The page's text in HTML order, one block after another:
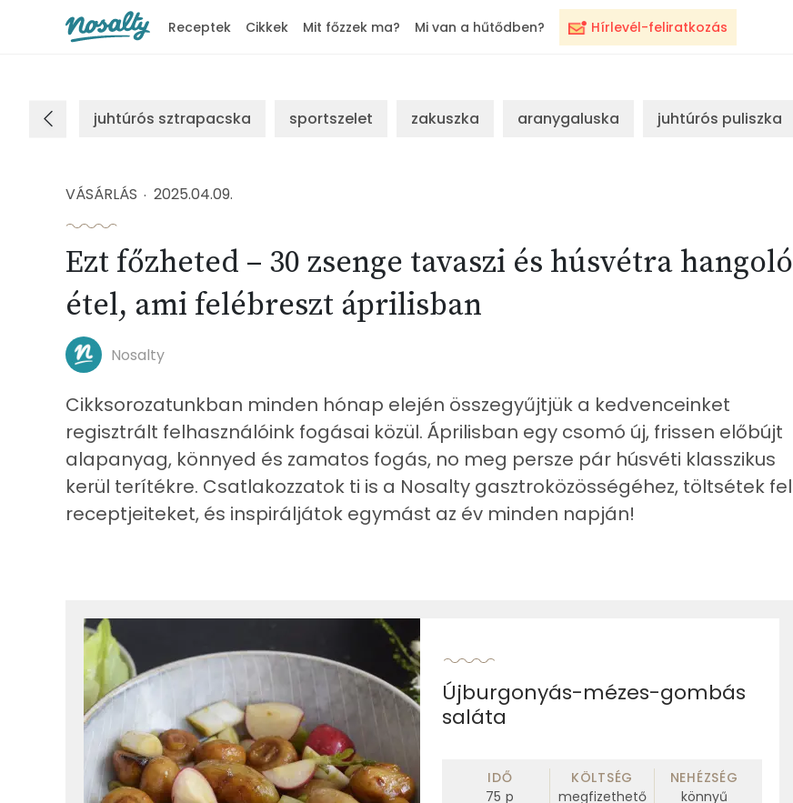
Hírlevél-feliratkozás
Receptek Cikkek Mit főzzek ma? Mi van a hűtődben?
juhtúrós sztrapacska sportszelet zakuszka aranygaluska juhtúrós puliszka
VÁSÁRLÁS 2025.04.09.
Ezt főzheted – 30 zsenge tavaszi és húsvétra hangoló
étel, ami felébreszt áprilisban
Nosalty
Cikksorozatunkban minden hónap elején összegyűjtjük a kedvenceinket
regisztrált felhasználóink fogásai közül. Áprilisban egy csomó új, frissen előbújt
alapanyag, könnyed és zamatos fogás, no meg persze pár húsvéti klasszikus
kerül terítékre. Csatlakozzatok ti is a Nosalty gasztroközösségéhez, töltsétek fel
receptjeiteket, és inspiráljátok egymást az év minden napján!
Újburgonyás-mézes-gombás
saláta
IDŐ
75 p
KÖLTSÉG
megfizethető
NEHÉZSÉG
könnyű